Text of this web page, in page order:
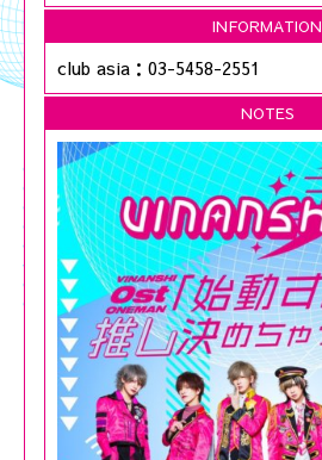
INFORMATION
club asia：03-5458-2551
NOTES